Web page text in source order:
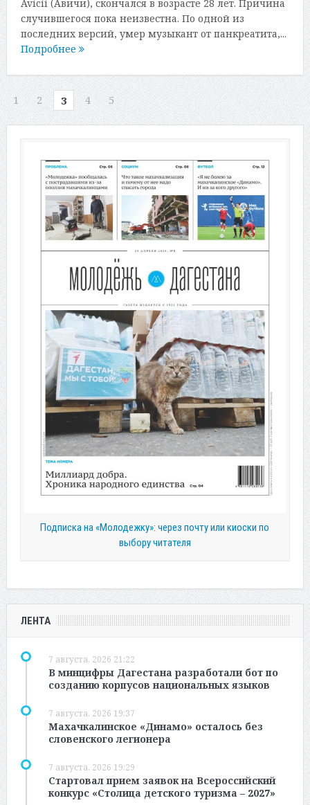
Avicii (Авичи), скончался в возрасте 28 лет. Причина
случившегося пока неизвестна. По одной из
последних версий, умер музыкант от панкреатита,...
Подробнее
1 2 3 4 5
Подписка на «Молодежку»: через почту или киоски по
выбору читателя
ЛЕНТА
7 августа, 2026 21:22
В минцифры Дагестана разработали бот по
созданию корпусов национальных языков
7 августа, 2026 19:37
Махачкалинское «Динамо» осталось без
словенского легионера
7 августа, 2026 19:29
Стартовал прием заявок на Всероссийский
конкурс «Столица детского туризма – 2027»